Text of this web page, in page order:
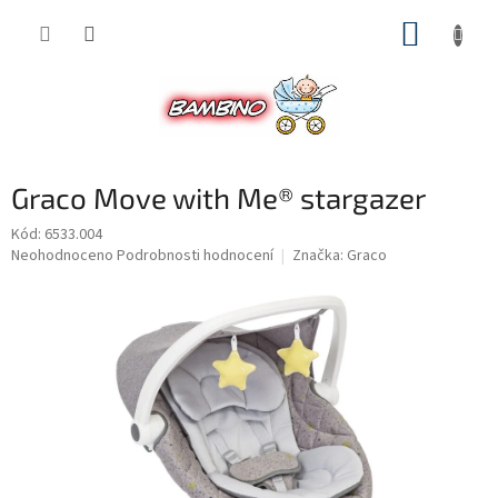
Graco Move with Me® stargazer
Kód: 6533.004
Průměrné
Neohodnoceno Podrobnosti hodnocení Značka: Graco